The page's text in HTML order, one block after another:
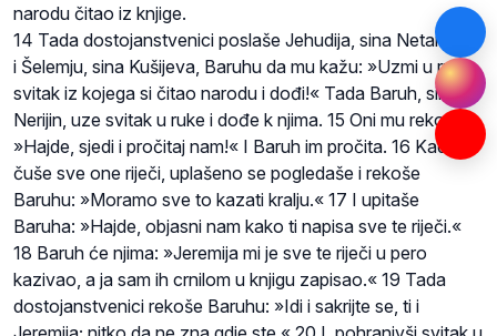
narodu čitao iz knjige.
14 Tada dostojanstvenici poslaše Jehudija, sina Netanijina,
i Šelemju, sina Kušijeva, Baruhu da mu kažu: »Uzmi u ruke
svitak iz kojega si čitao narodu i dođi!« Tada Baruh, sin
Nerijin, uze svitak u ruke i dođe k njima. 15 Oni mu rekoše:
»Hajde, sjedi i pročitaj nam!« I Baruh im pročita. 16 Kad
čuše sve one riječi, uplašeno se pogledaše i rekoše
Baruhu: »Moramo sve to kazati kralju.« 17 I upitaše
Baruha: »Hajde, objasni nam kako ti napisa sve te riječi.«
18 Baruh će njima: »Jeremija mi je sve te riječi u pero
kazivao, a ja sam ih crnilom u knjigu zapisao.« 19 Tada
dostojanstvenici rekoše Baruhu: »Idi i sakrijte se, ti i